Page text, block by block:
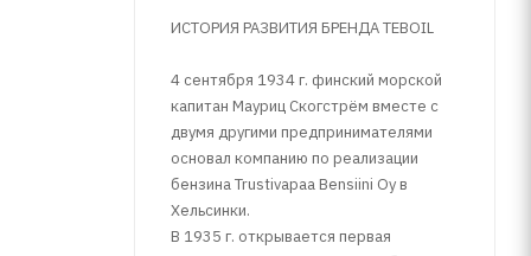
ИСТОРИЯ РАЗВИТИЯ БРЕНДА TEBOIL
4 сентября 1934 г. финский морской
капитан Мауриц Скогстрём вместе с
двумя другими предпринимателями
основал компанию по реализации
бензина Trustivapaa Bensiini Oy в
Хельсинки.
В 1935 г. открывается первая